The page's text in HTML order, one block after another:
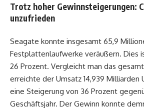
Trotz hoher Gewinnsteigerungen:
unzufrieden
Seagate konnte insgesamt 65,9
Festplattenlaufwerke veräußern. Dies
26 Prozent. Vergleicht man das
erreichte der Umsatz 14,939 Milliarden
eine Steigerung von 36 Prozent
Geschäftsjahr. Der Gewinn konnte